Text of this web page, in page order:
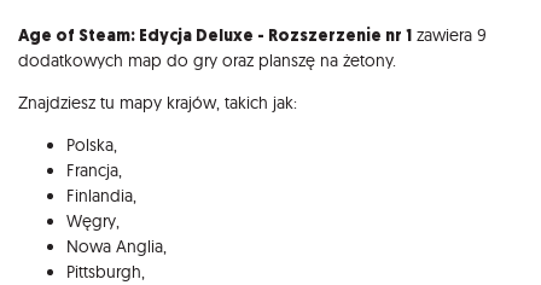
Opis
Age of Steam: Edycja Deluxe - Rozszerzenie nr 1 zawiera 9
dodatkowych map do gry oraz planszę na żetony.
Znajdziesz tu mapy krajów, takich jak:
Polska,
Francja,
Finlandia,
Węgry,
Nowa Anglia,
Pittsburgh,